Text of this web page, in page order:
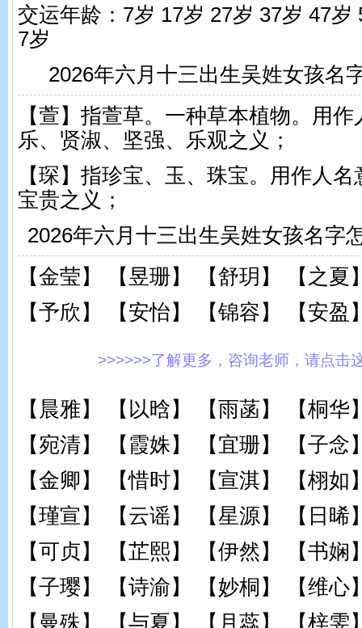
交运年龄：7岁 17岁 27岁 37岁 47岁
7岁
2026年六月十三出生吴姓女孩名
【萱】指萱草。一种草本植物。用
乐、贤淑、坚强、乐观之义；
【琛】指珍宝、玉、珠宝。用作人
宝贵之义；
2026年六月十三出生吴姓女孩名字
【金莹】 【昱珊】 【舒玥】 【之夏
【予欣】 【安怡】 【锦容】 【安盈
>>>>>>了解更多，咨询老师，请点击
【晨雅】 【以晗】 【雨菡】 【桐华
【宛清】 【霞姝】 【宜珊】 【子念
【金卿】 【惜时】 【宣淇】 【栩如
【瑾宣】 【云谣】 【星源】 【日晞
【可贞】 【芷熙】 【伊然】 【书娴
【子璎】 【诗渝】 【妙桐】 【维心
【曼殊】 【与夏】 【月蕊】 【梓雯